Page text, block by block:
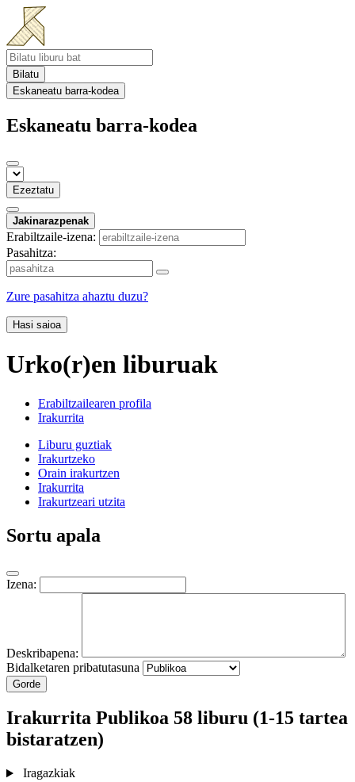
Bilatu
Eskaneatu barra-kodea
Eskaneatu barra-kodea
Ezeztatu
Jakinarazpenak
Erabiltzaile-izena:
Pasahitza:
Zure pasahitza ahaztu duzu?
Hasi saioa
Urko(r)en liburuak
Erabiltzailearen profila
Irakurrita
Liburu guztiak
Irakurtzeko
Orain irakurtzen
Irakurrita
Irakurtzeari utzita
Sortu apala
Izena:
Deskribapena:
Bidalketaren pribatutasuna
Gorde
Irakurrita Publikoa 58 liburu (1-15 tartea
bistaratzen)
Iragazkiak